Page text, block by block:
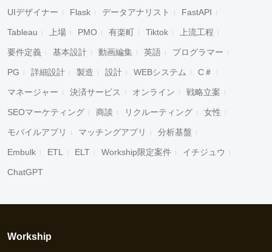
UIデザイナー Flask データアナリスト FastAPI
Tableau 上場 PMO 有楽町 Tiktok 上流工程
要件定義 基本設計 動画編集 英語 プログラマー
PG 詳細設計 製造 設計 WEBシステム C＃
マネージャー 決済サービス オンライン 戦略立案
SEOマーケティング 商談 リクルーティング 女性
モバイルアプリ マッチングアプリ 分析基盤
Embulk ETL ELT Workship限定案件 イチジュウ
ChatGPT
Workship